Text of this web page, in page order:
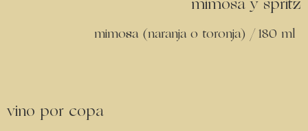
mimosa (naranja o toronja) / 180 ml
vino por copa